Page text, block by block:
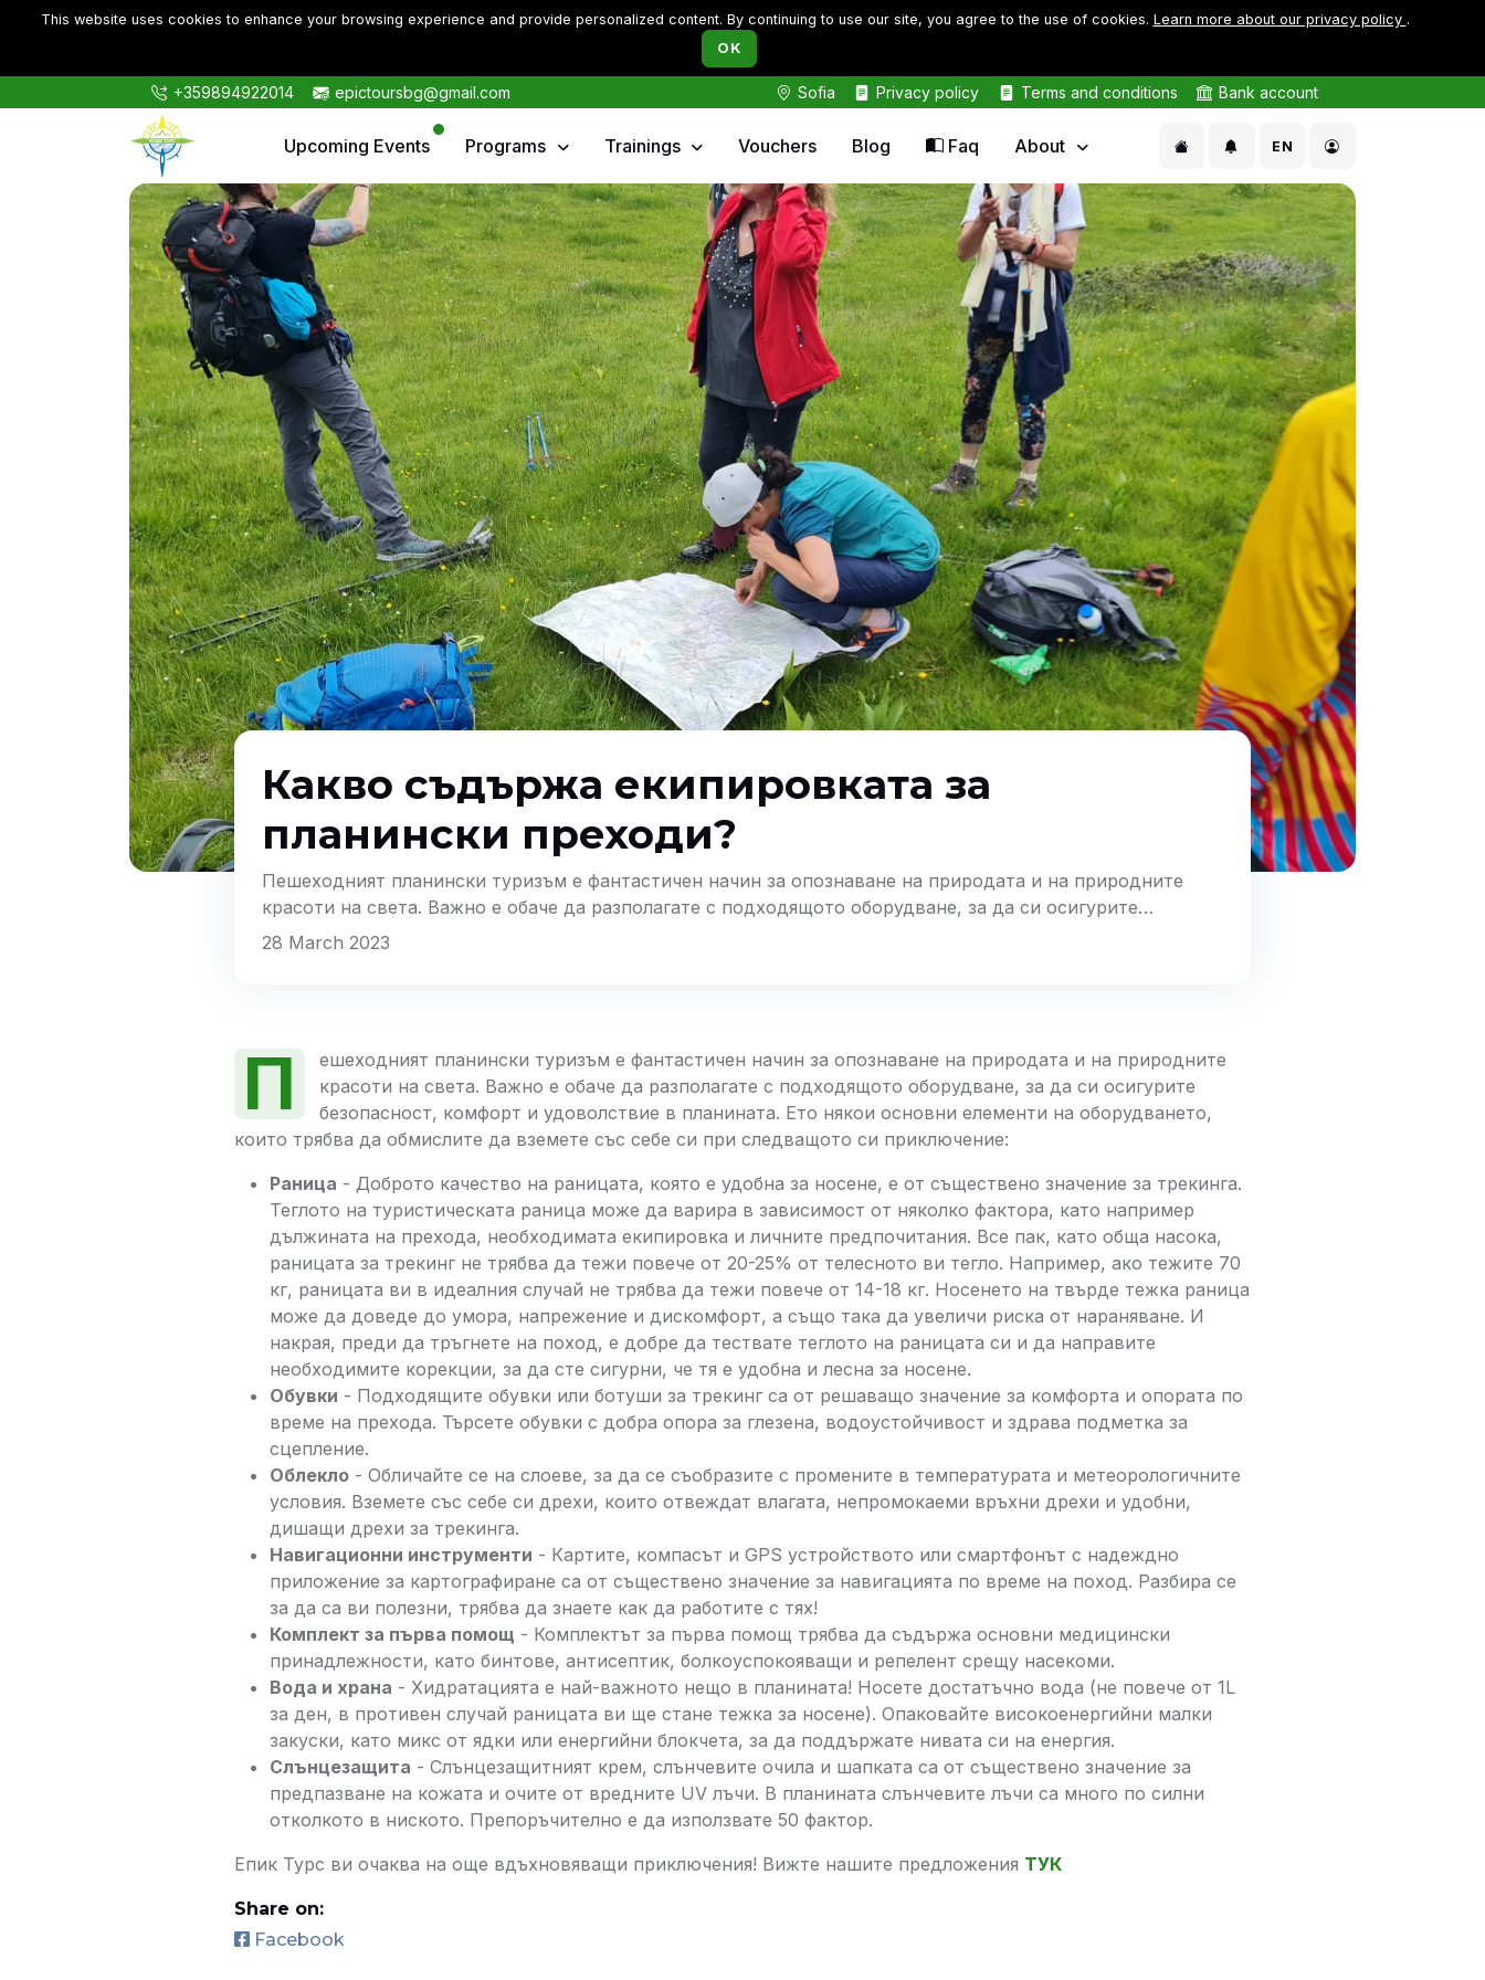
This website uses cookies to enhance your browsing experience and provide personalized content. By continuing to use our site, you agree to the use of cookies. Learn more about our privacy policy .
OK
+359894922014 epictoursbg@gmail.com Sofia Privacy policy Terms and conditions Bank account
Upcoming Events Programs Trainings Vouchers Blog Faq About EN
Какво съдържа екипировката за
планински преходи?
Пешеходният планински туризъм е фантастичен начин за опознаване на природата и на природните
красоти на света. Важно е обаче да разполагате с подходящото оборудване, за да си осигурите
безопасност, комфорт и удоволствие в планината.
28 March 2023
П
ешеходният планински туризъм е фантастичен начин за опознаване на природата и на природните
красоти на света. Важно е обаче да разполагате с подходящото оборудване, за да си осигурите
безопасност, комфорт и удоволствие в планината. Ето някои основни елементи на оборудването,
които трябва да обмислите да вземете със себе си при следващото си приключение:
Раница - Доброто качество на раницата, която е удобна за носене, е от съществено значение за трекинга.
Теглото на туристическата раница може да варира в зависимост от няколко фактора, като например
дължината на прехода, необходимата екипировка и личните предпочитания. Все пак, като обща насока,
раницата за трекинг не трябва да тежи повече от 20-25% от телесното ви тегло. Например, ако тежите 70
кг, раницата ви в идеалния случай не трябва да тежи повече от 14-18 кг. Носенето на твърде тежка раница
може да доведе до умора, напрежение и дискомфорт, а също така да увеличи риска от нараняване. И
накрая, преди да тръгнете на поход, е добре да тествате теглото на раницата си и да направите
необходимите корекции, за да сте сигурни, че тя е удобна и лесна за носене.
Обувки - Подходящите обувки или ботуши за трекинг са от решаващо значение за комфорта и опората по
време на прехода. Търсете обувки с добра опора за глезена, водоустойчивост и здрава подметка за
сцепление.
Облекло - Обличайте се на слоеве, за да се съобразите с промените в температурата и метеорологичните
условия. Вземете със себе си дрехи, които отвеждат влагата, непромокаеми връхни дрехи и удобни,
дишащи дрехи за трекинга.
Навигационни инструменти - Картите, компасът и GPS устройството или смартфонът с надеждно
приложение за картографиране са от съществено значение за навигацията по време на поход. Разбира се
за да са ви полезни, трябва да знаете как да работите с тях!
Комплект за първа помощ - Комплектът за първа помощ трябва да съдържа основни медицински
принадлежности, като бинтове, антисептик, болкоуспокояващи и репелент срещу насекоми.
Вода и храна - Хидратацията е най-важното нещо в планината! Носете достатъчно вода (не повече от 1L
за ден, в противен случай раницата ви ще стане тежка за носене). Опаковайте високоенергийни малки
закуски, като микс от ядки или енергийни блокчета, за да поддържате нивата си на енергия.
Слънцезащита - Слънцезащитният крем, слънчевите очила и шапката са от съществено значение за
предпазване на кожата и очите от вредните UV лъчи. В планината слънчевите лъчи са много по силни
отколкото в ниското. Препоръчително е да използвате 50 фактор.
Епик Турс ви очаква на още вдъхновяващи приключения! Вижте нашите предложения ТУК
Share on:
Facebook